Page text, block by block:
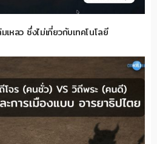
หลว ซึ่งไม่เกี่ยวกับเทคโนโลยี